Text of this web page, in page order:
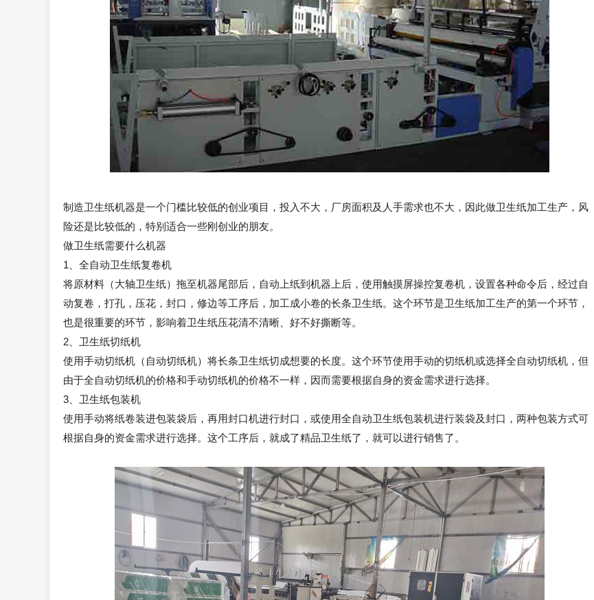
制造卫生纸机器是一个门槛比较低的创业项目，投入不大，厂房面积及人手需求也不大，因此做卫生纸加工生产，风
险还是比较低的，特别适合一些刚创业的朋友。
做卫生纸需要什么机器
1、全自动卫生纸复卷机
将原材料（大轴卫生纸）拖至机器尾部后，自动上纸到机器上后，使用触摸屏操控复卷机，设置各种命令后，经过自
动复卷，打孔，压花，封口，修边等工序后，加工成小卷的长条卫生纸。这个环节是卫生纸加工生产的第一个环节，
也是很重要的环节，影响着卫生纸压花清不清晰、好不好撕断等。
2、卫生纸切纸机
使用手动切纸机（自动切纸机）将长条卫生纸切成想要的长度。这个环节使用手动的切纸机或选择全自动切纸机，但
由于全自动切纸机的价格和手动切纸机的价格不一样，因而需要根据自身的资金需求进行选择。
3、卫生纸包装机
使用手动将纸卷装进包装袋后，再用封口机进行封口，或使用全自动卫生纸包装机进行装袋及封口，两种包装方式可
根据自身的资金需求进行选择。这个工序后，就成了精品卫生纸了，就可以进行销售了。